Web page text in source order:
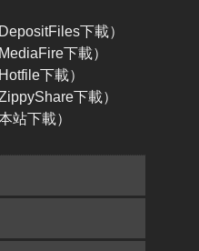
下載）
下載）
下載）
下載）
站下載）